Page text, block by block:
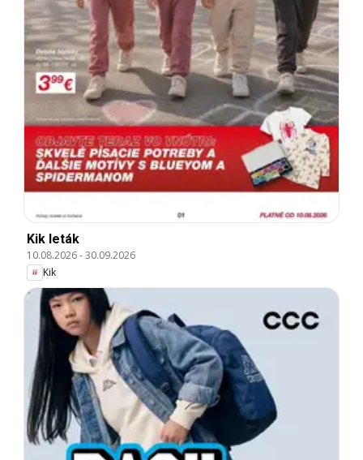
Kik leták
10.08.2026-30.09.2026
Kik